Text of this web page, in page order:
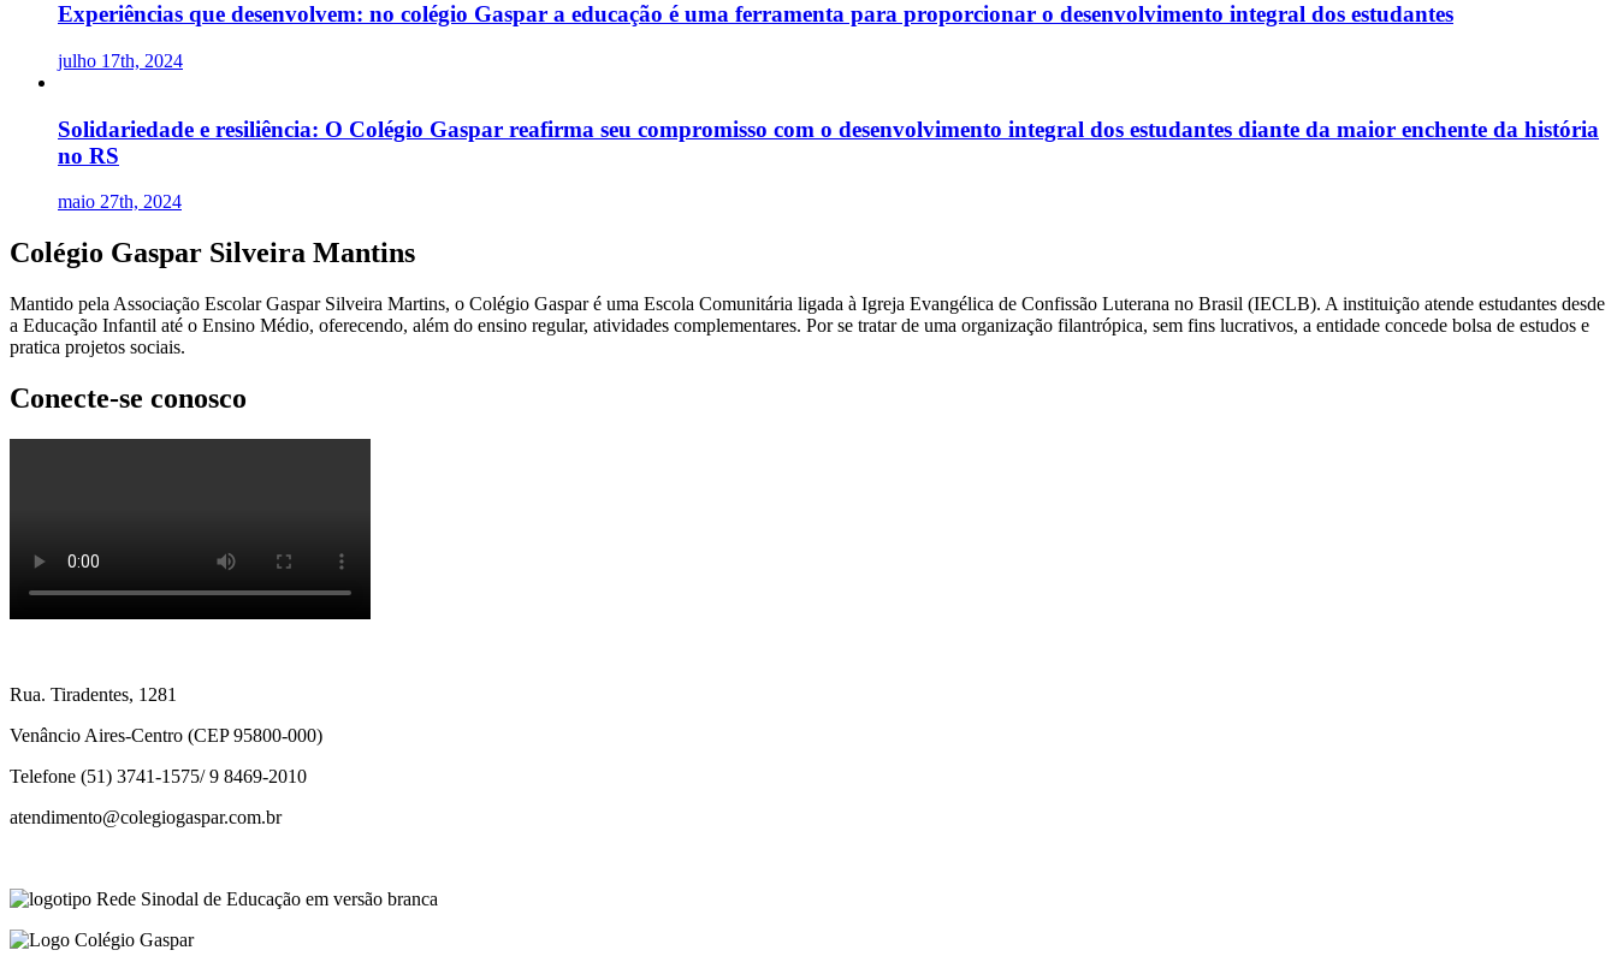
Experiências que desenvolvem: no colégio Gaspar a educação é uma ferramenta para proporcionar o desenvolvimento integral dos estudantes
julho 17th, 2024
Solidariedade e resiliência: O Colégio Gaspar reafirma seu compromisso com o desenvolvimento integral dos estudantes diante da maior enchente da história
no RS
maio 27th, 2024
Colégio Gaspar Silveira Mantins
Mantido pela Associação Escolar Gaspar Silveira Martins, o Colégio Gaspar é uma Escola Comunitária ligada à Igreja Evangélica de Confissão Luterana no Brasil (IECLB). A instituição atende estudantes desde
a Educação Infantil até o Ensino Médio, oferecendo, além do ensino regular, atividades complementares. Por se tratar de uma organização filantrópica, sem fins lucrativos, a entidade concede bolsa de estudos e
pratica projetos sociais.
Conecte-se conosco
Rua. Tiradentes, 1281
Venâncio Aires-Centro (CEP 95800-000)
Telefone (51) 3741-1575/ 9 8469-2010
atendimento@colegiogaspar.com.br